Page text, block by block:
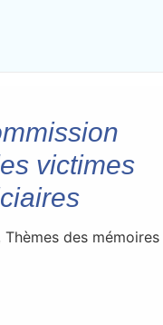
victimes
Thèmes des mémoires